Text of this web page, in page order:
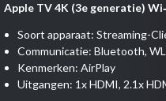
Apple TV 4K (3e generatie)
Soort apparaat: Streaming-
Communicatie: Bluetooth,
Kenmerken: AirPlay
Uitgangen: 1x HDMI, 2.1x